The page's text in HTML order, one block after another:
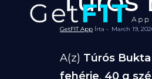
GetFIT App Írta - March 19,
A(z) Túrós Bukta
fehérje, 40 g